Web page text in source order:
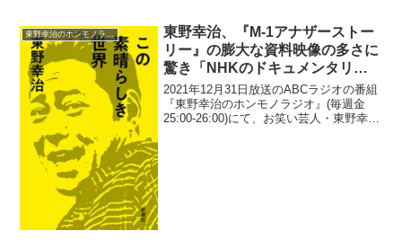
東野幸治、『M-1アナザーストー
リー』の膨大な資料映像の多さに
驚き「NHKのドキュメンタリー
見るような厚み」
2021年12月31日放送のABCラジオの番組
『東野幸治のホンモノラジオ』(毎週金
25:00-26:00)にて、お笑い芸人・東野幸治